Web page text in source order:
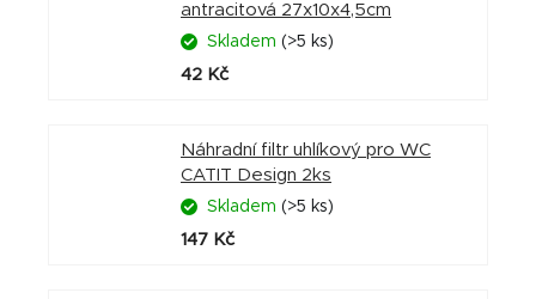
antracitová 27x10x4,5cm
Skladem (>5 ks)
42 Kč
Náhradní filtr uhlíkový pro WC
CATIT Design 2ks
Skladem (>5 ks)
147 Kč